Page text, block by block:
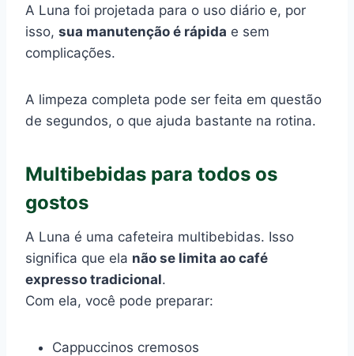
A Luna foi projetada para o uso diário e, por
isso, sua manutenção é rápida e sem
complicações.
A limpeza completa pode ser feita em questão
de segundos, o que ajuda bastante na rotina.
Multibebidas para todos os
gostos
A Luna é uma cafeteira multibebidas. Isso
significa que ela não se limita ao café
expresso tradicional.
Com ela, você pode preparar:
Cappuccinos cremosos